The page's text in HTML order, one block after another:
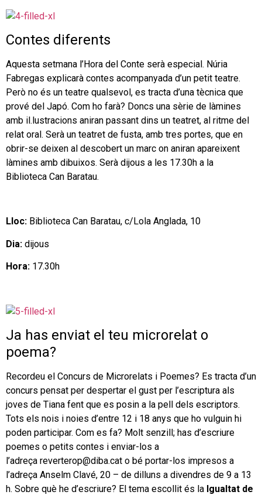
Contes diferents
Aquesta setmana l’Hora del Conte serà especial. Núria
Fabregas explicarà contes acompanyada d’un petit teatre.
Però no és un teatre qualsevol, es tracta d’una tècnica que
prové del Japó. Com ho farà? Doncs una sèrie de làmines
amb il.lustracions aniran passant dins un teatret, al ritme del
relat oral. Serà un teatret de fusta, amb tres portes, que en
obrir-se deixen al descobert un marc on aniran apareixent
làmines amb dibuixos. Serà dijous a les 17.30h a la
Biblioteca Can Baratau.
Lloc: Biblioteca Can Baratau, c/Lola Anglada, 10
Dia: dijous
Hora: 17.30h
Ja has enviat el teu microrelat o
poema?
Recordeu el Concurs de Microrelats i Poemes? Es tracta d’un
concurs pensat per despertar el gust per l’escriptura als
joves de Tiana fent que es posin a la pell dels escriptors.
Tots els nois i noies d’entre 12 i 18 anys que ho vulguin hi
poden participar. Com es fa? Molt senzill; has d’escriure
poemes o petits contes i enviar-los a
l’adreça reverterop@diba.cat o bé portar-los impresos a
l’adreça Anselm Clavé, 20 – de dilluns a divendres de 9 a 13
h. Sobre què he d’escriure? El tema escollit és la Igualtat de